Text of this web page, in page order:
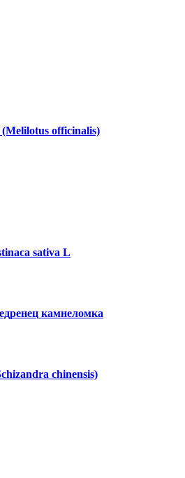
officinalis)
sativa L
камнеломка
chinensis)